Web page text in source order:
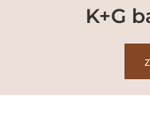
K+G